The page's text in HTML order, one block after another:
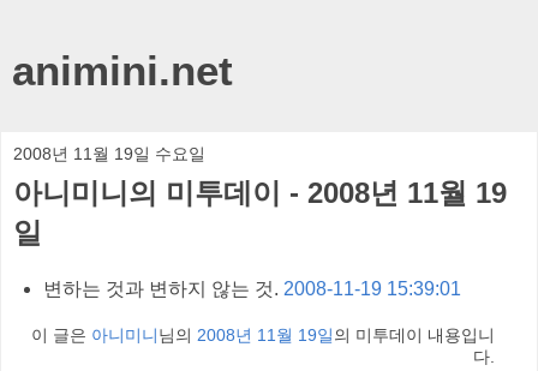
animini.net
2008년 11월 19일 수요일
아니미니의 미투데이 - 2008년 11월 19
일
변하는 것과 변하지 않는 것. 2008-11-19 15:39:01
이 글은 아니미니님의 2008년 11월 19일의 미투데이 내용입니
다.